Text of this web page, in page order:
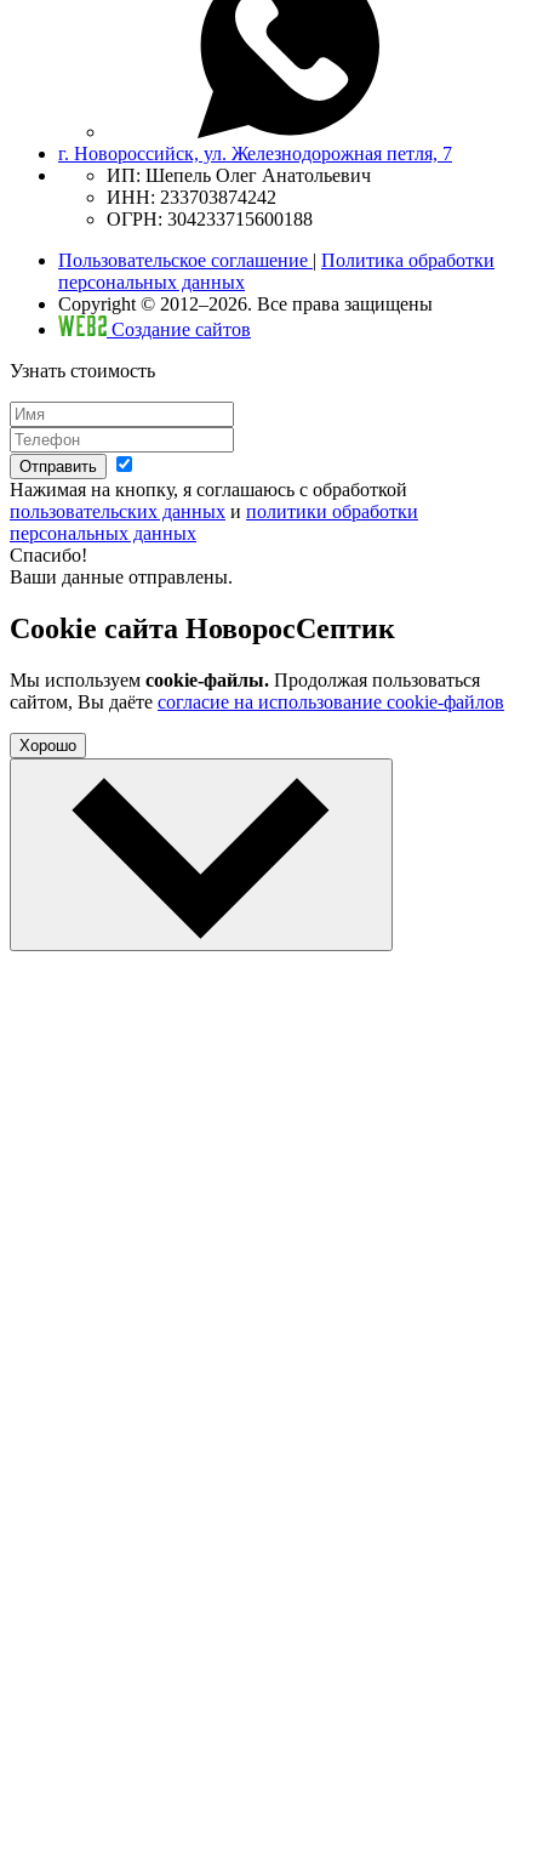
г. Новороссийск, ул. Железнодорожная петля, 7
ИП: Шепель Олег Анатольевич
ИНН: 233703874242
ОГРН: 304233715600188
Пользовательское соглашение | Политика обработки
персональных данных
Copyright © 2012–2026. Все права защищены
Создание сайтов
Узнать стоимость
Отправить
Нажимая на кнопку, я соглашаюсь с обработкой
пользовательских данных и политики обработки
персональных данных
Спасибо!
Ваши данные отправлены.
Cookie сайта НоворосСептик
Мы используем cookie-файлы. Продолжая пользоваться
сайтом, Вы даёте согласие на использование cookie-файлов
Хорошо